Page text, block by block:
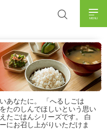
MENU
あなたに。 「へるしごは
たのしんでほしいという思い
たごはんシリーズです。 白
にお召し上がりいただけま